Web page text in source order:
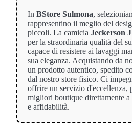
In BStore Sulmona,
rappresentino il meglio del
piccoli. La camicia Jeckerson
per la straordinaria qualità del
capace di resistere ai lavaggi
sua eleganza. Acquistando da
un prodotto autentico, spedito
dal nostro store fisico. Ci
offrire un servizio d'eccellenza,
migliori boutique direttamente a
e affidabilità.